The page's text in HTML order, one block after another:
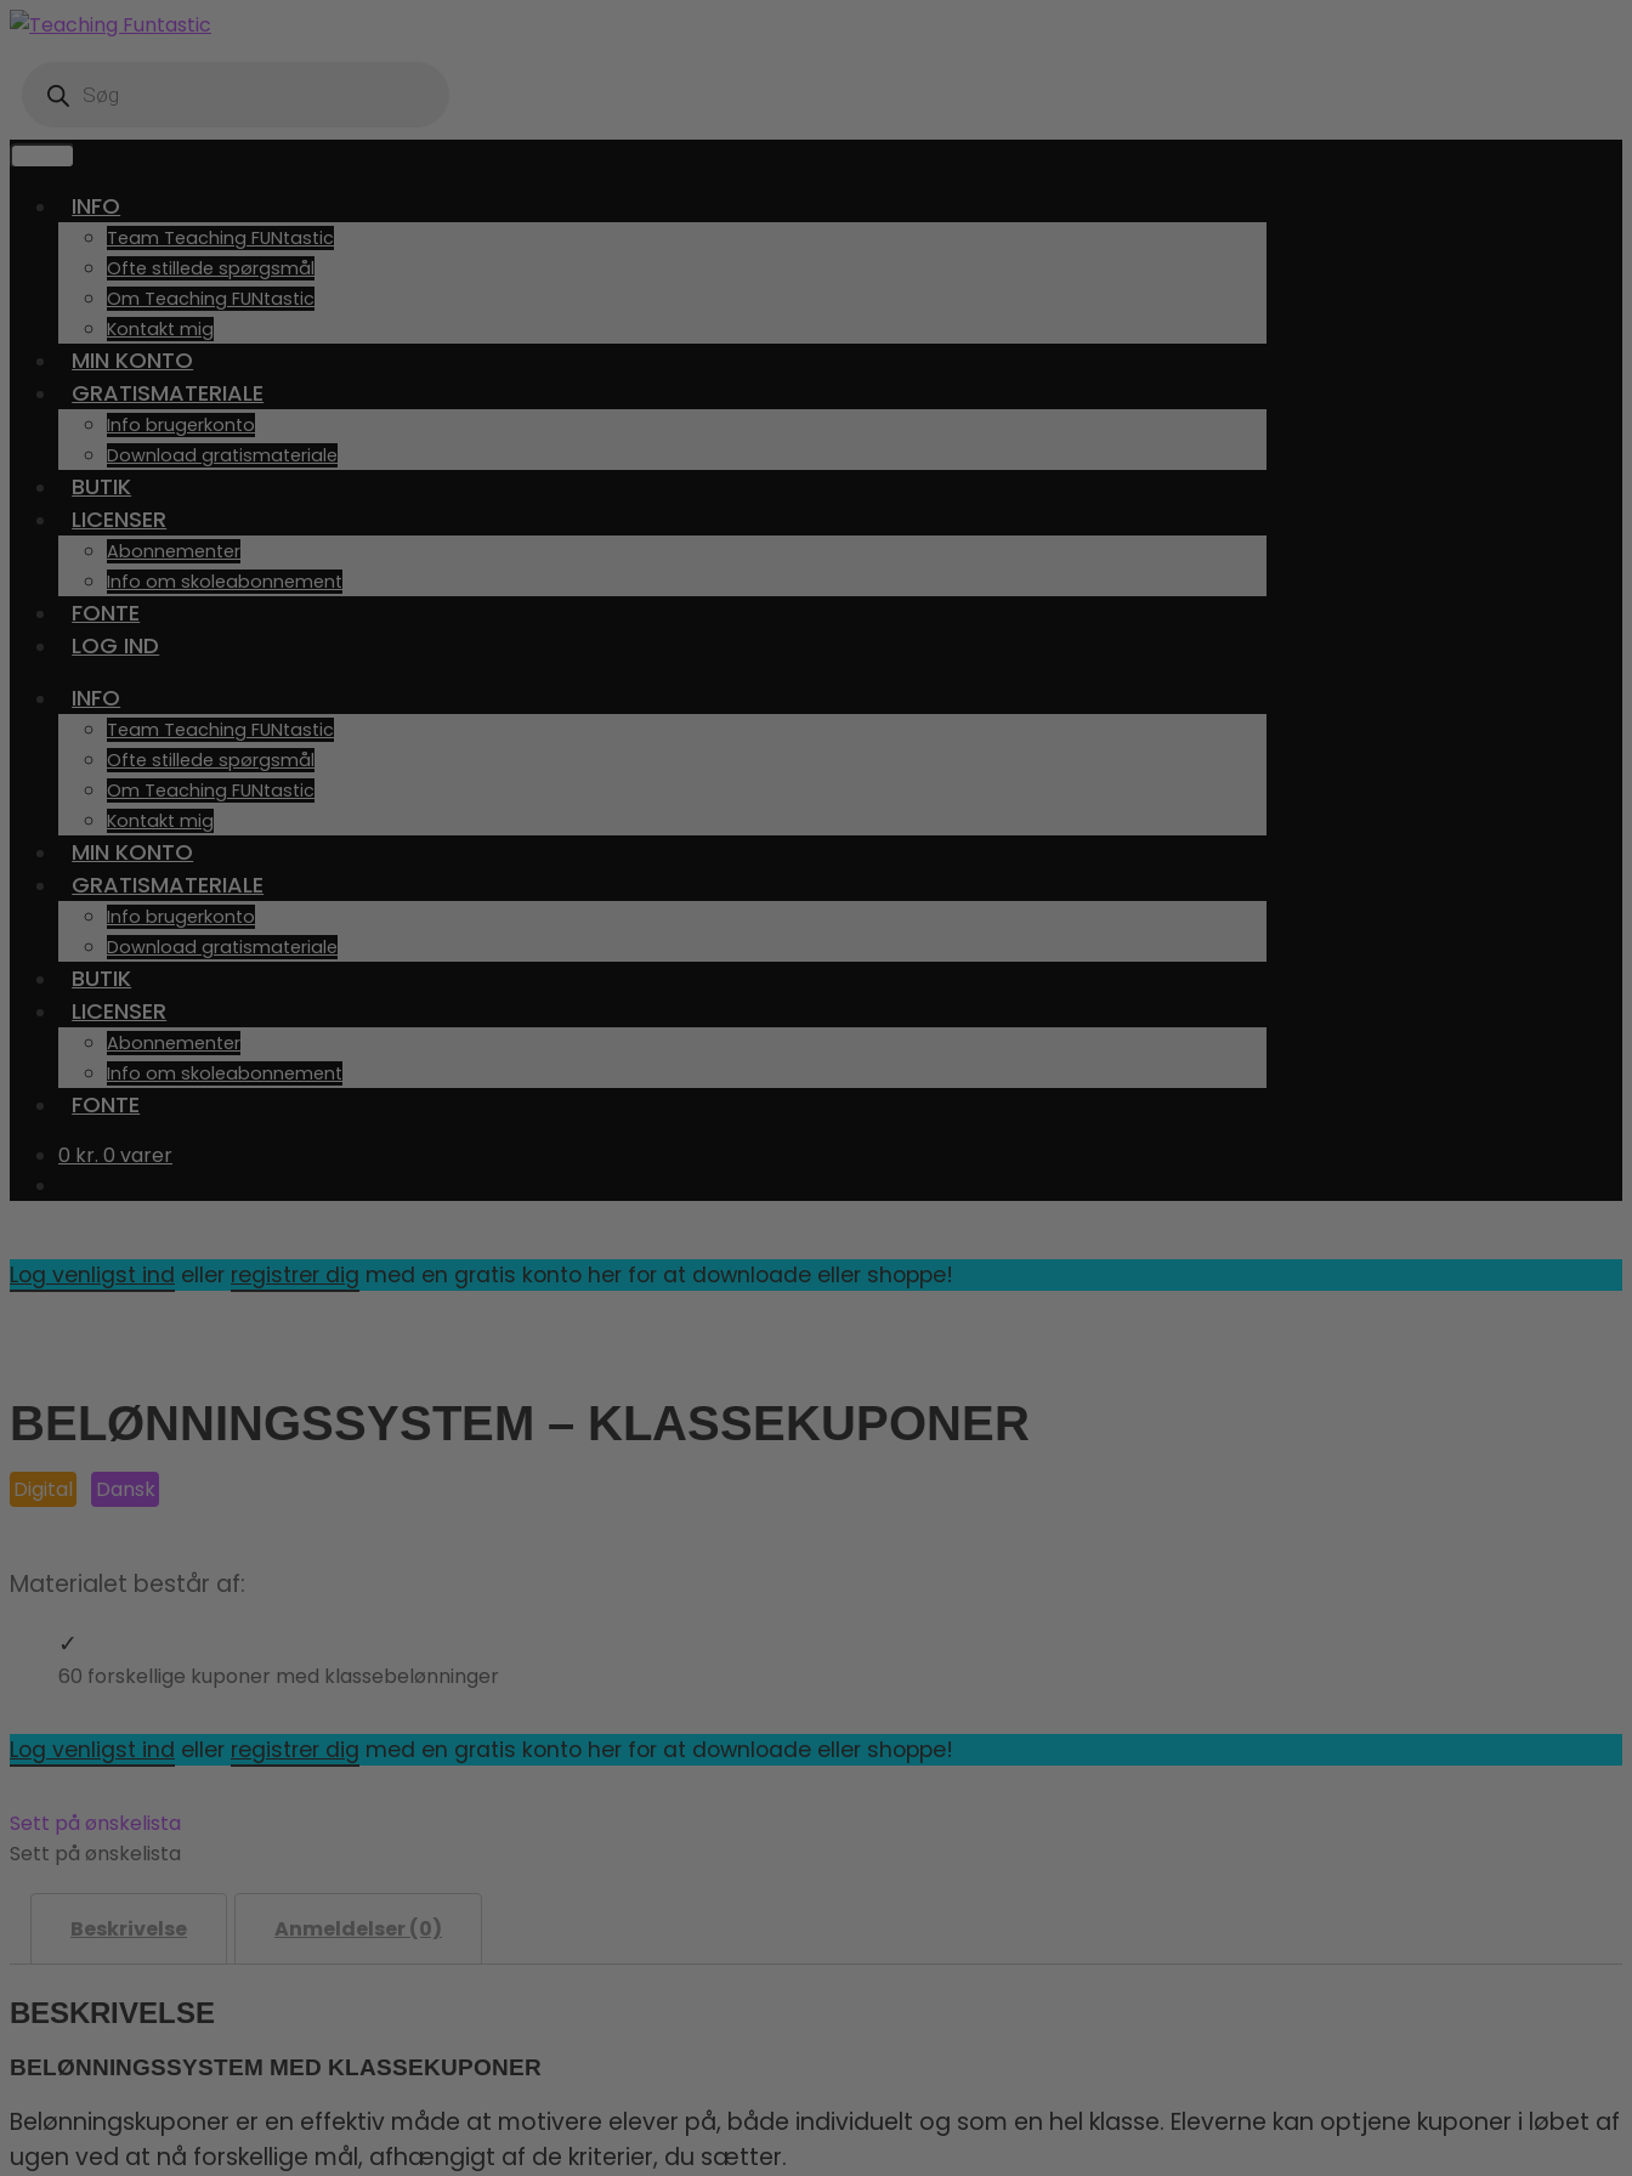
Spring
navigation
Spring
indhold
search
INFO
Team Teaching FUNtastic
Ofte stillede spørgsmål
Om Teaching FUNtastic
Kontakt mig
MIN KONTO
GRATISMATERIALE
Info brugerkonto
Download gratismateriale
BUTIK
LICENSER
Abonnementer
Info om skoleabonnement
FONTE
LOG IND
INFO
Team Teaching FUNtastic
Ofte stillede spørgsmål
Om Teaching FUNtastic
Kontakt mig
MIN KONTO
GRATISMATERIALE
Info brugerkonto
Download gratismateriale
BUTIK
LICENSER
Abonnementer
Info om skoleabonnement
FONTE
0 kr. 0 varer
Log venligst ind eller registrer dig med en gratis konto her for at downloade eller shoppe!
BELØNNINGSSYSTEM – KLASSEKUPONER
Digital Dansk
Materialet består af:
60 forskellige kuponer med klassebelønninger
Log venligst ind eller registrer dig med en gratis konto her for at downloade eller shoppe!
Sett på ønskelista
Sett på ønskelista
Beskrivelse Anmeldelser (0)
BESKRIVELSE
BELØNNINGSSYSTEM MED KLASSEKUPONER
Belønningskuponer er en effektiv måde at motivere elever på, både individuelt og som en hel klasse. Eleverne kan optjene kuponer i løbet af
ugen ved at nå forskellige mål, afhængigt af de kriterier, du sætter.